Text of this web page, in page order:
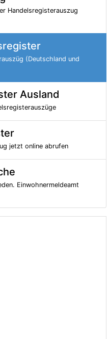
Handelsregisterauszug
(Deutschland und
Ausland
jetzt online abrufen
Einwohnermeldeamt